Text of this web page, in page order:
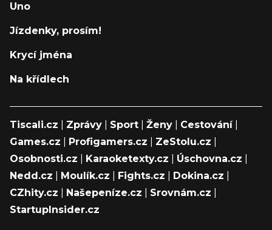
Uno
Jízdenky, prosím!
Krycí jména
Na křídlech
Tiscali.cz Zprávy Sport Ženy Cestování|
Games.cz
Profigamers.cz ZeStolu.cz
Osobnosti.cz
Karaoketexty.cz Úschovna.cz
Nedd.cz
Moulík.cz Fights.cz Dokina.cz
CZhity.cz
Našepeníze.cz Srovnám.cz
StartupInsider.cz